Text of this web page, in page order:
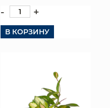
- +
В КОРЗИНУ